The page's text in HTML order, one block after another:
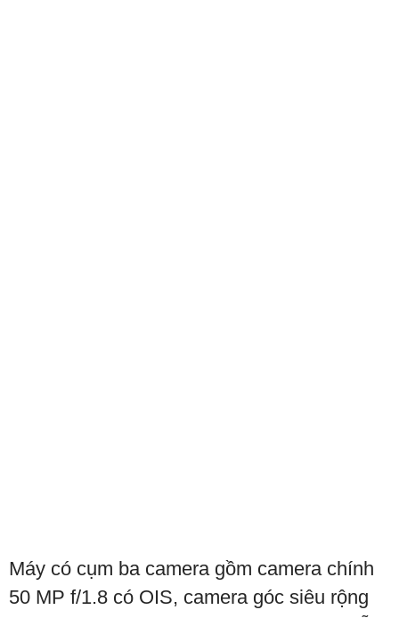
Máy có cụm ba camera gồm camera chính
50 MP f/1.8 có OIS, camera góc siêu rộng